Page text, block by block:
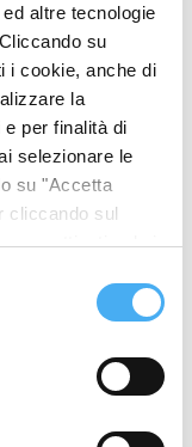
altre tecnologie
su
i cookie, anche di
la
per finalità di
selezionare le
su "Accetta
cliccando sul
attivati solo i
mediante il
Per ulteriori
Cookie
I
si
il flusso del
i
di Rho-
giunti
i numeri in